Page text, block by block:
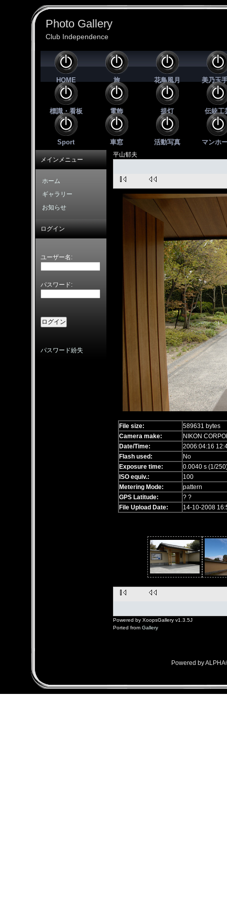
Photo Gallery
Club Independence
HOME 旅 花鳥風月 美乃玉
標識・看板 電飾 提灯 伝統工
Sport 車窓 活動写真 マンホ
平山郁夫
File size:
589631 bytes
Camera make:
NIKON
Date/Time:
2006:04:16
Flash used:
No
Exposure time:
0.0040 s (1/
ISO equiv.:
100
Metering Mode:
pattern
GPS Latitude:
? ?
File Upload Date:
14-10-2008
Powered by XoopsGallery v1.3.5J
Ported from Gallery
メインメニュー
ホーム
ギャラリー
お知らせ
ログイン
ユーザー名:
パスワード:
パスワード紛失
Powered by